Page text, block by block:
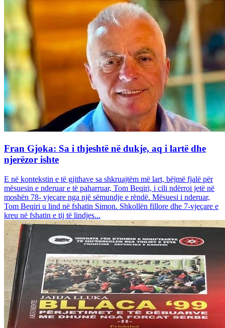
Fran Gjoka: Sa i thjeshtë në dukje, aq i lartë dhe
njerëzor ishte
E në kontekstin e të gjithave sa shkruajtëm më lart, bëjmë fjalë për
mësuesin e nderuar e të paharruar, Tom Beqiri, i cili ndërroi jetë në
moshën 78- vjeçare nga një sëmundje e rëndë. Mësuesi i nderuar,
Tom Beqiri u lind në fshatin Simon. Shkollën fillore dhe 7-vjeçare e
kreu në fshatin e tij të lindjes...